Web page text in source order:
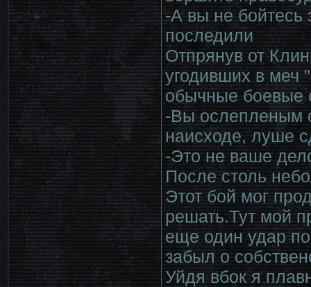
-А вы не бойтесь
последили
Отпрянув от
угодивших в меч
обычные боевые
-Вы ослепленым
наисходе, луше
-Это не ваше
После столь
Этот бой мог
решать.Тут мой
еще один удар
забыл о
Уйдя вбок я